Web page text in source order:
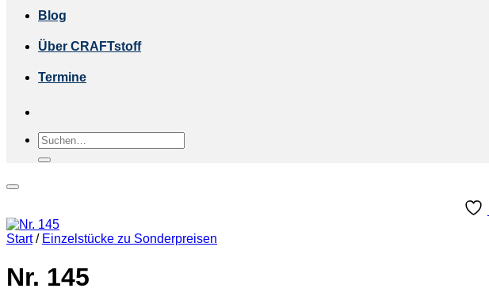
Blog
Über CRAFTstoff
Termine
Suchen
nach:
Start / Einzelstücke zu Sonderpreisen
Nr. 145